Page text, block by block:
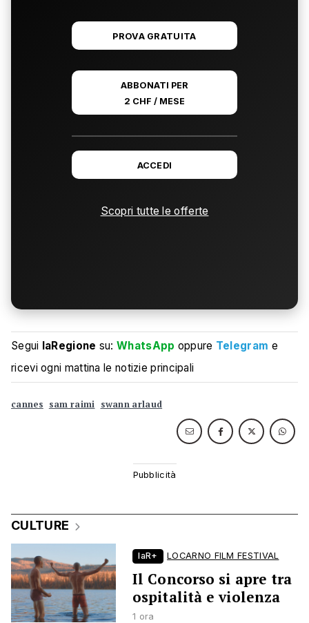
PROVA GRATUITA
ABBONATI PER
2 CHF / MESE
ACCEDI
Scopri tutte le offerte
Segui laRegione su:WhatsApp oppure Telegram e
ricevi ogni mattina le notizie principali
cannes sam raimi swann arlaud
CULTURE
laR+ LOCARNO FILM FESTIVAL
Il Concorso si apre tra
ospitalità e violenza
1 ora